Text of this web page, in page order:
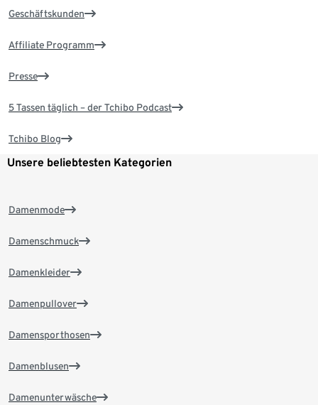
Geschäftskunden
Affiliate Programm
Presse
5 Tassen täglich – der Tchibo Podcast
Tchibo Blog
Unsere beliebtesten Kategorien
Damenmode
Damenschmuck
Damenkleider
Damenpullover
Damensporthosen
Damenblusen
Damenunterwäsche